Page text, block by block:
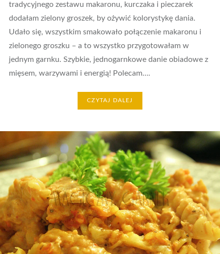
tradycyjnego zestawu makaronu, kurczaka i pieczarek
dodałam zielony groszek, by ożywić kolorystykę dania.
Udało się, wszystkim smakowało połączenie makaronu i
zielonego groszku – a to wszystko przygotowałam w
jednym garnku. Szybkie, jednogarnkowe danie obiadowe z
mięsem, warzywami i energią! Polecam….
CZYTAJ DALEJ